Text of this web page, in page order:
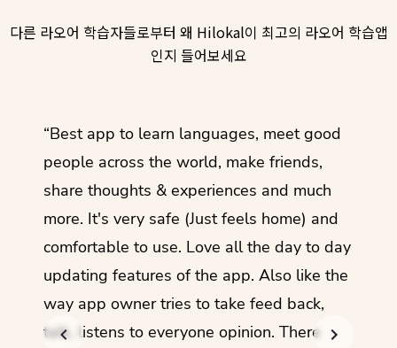
다른 라오어 학습자들로부터 왜 Hilokal이 최고의 라오어 학습앱
인지 들어보세요
“Best app to learn languages, meet good
people across the world, make friends,
share thoughts & experiences and much
more. It's very safe (Just feels home) and
comfortable to use. Love all the day to day
updating features of the app. Also like the
way app owner tries to take feed back,
talk, listens to everyone opinion. There